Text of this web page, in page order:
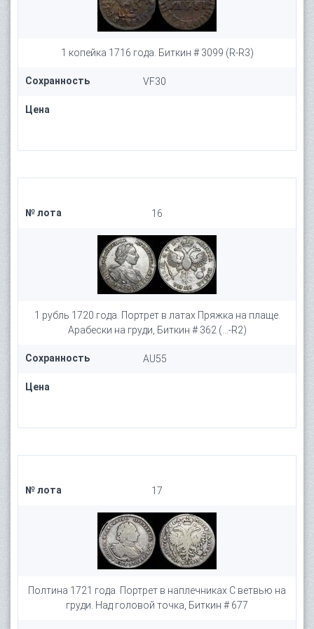
1 копейка 1716 года. Биткин # 3099 (R-R3)
Сохранность VF30
Цена
№ лота 16
1 рубль 1720 года. Портрет в латах Пряжка на плаще.
Арабески на груди, Биткин # 362 (...-R2)
Сохранность AU55
Цена
№ лота 17
Полтина 1721 года. Портрет в наплечниках С ветвью на
груди. Над головой точка, Биткин # 677